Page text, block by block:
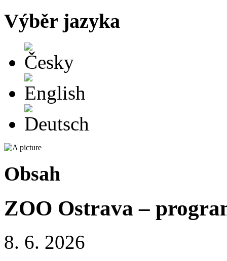
Výběr jazyka
Obsah
ZOO Ostrava –
8. 6. 2026